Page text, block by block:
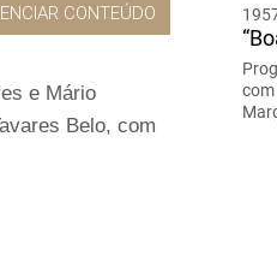
CONTEÚDO
e Mário
Belo, com
com